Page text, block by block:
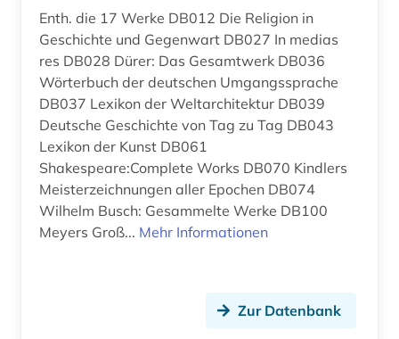
autograph (2)
autor (11)
autorin (1)
baden-württemberg (1)
bairisch (1)
balkanromanistik (6)
Russland, Sowjetunion (3)
Sachsen-Anhalt (1)
Schleswig-Holstein (3)
Schweden (81)
Schweiz (11)
Serbien (1)
Skandinavien (7)
Enth. die 17 Werke DB012 Die Religion in
Geschichte und Gegenwart DB027 In medias
res DB028 Dürer: Das Gesamtwerk DB036
Wörterbuch der deutschen Umgangssprache
DB037 Lexikon der Weltarchitektur DB039
Deutsche Geschichte von Tag zu Tag DB043
Lexikon der Kunst DB061
Shakespeare:Complete Works DB070 Kindlers
Meisterzeichnungen aller Epochen DB074
Wilhelm Busch: Gesammelte Werke DB100
Meyers Groß... Mehr Informationen
Zur Datenbank